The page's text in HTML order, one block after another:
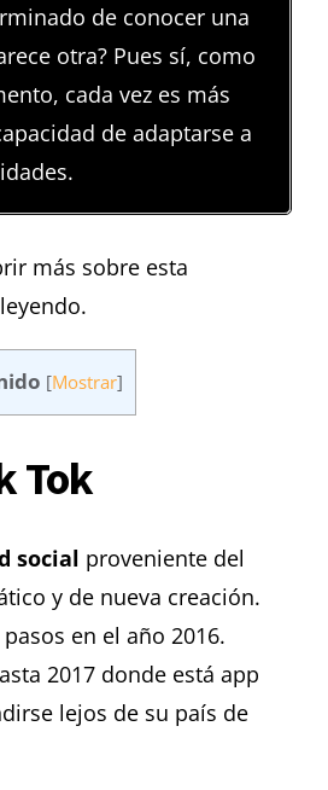
de conocer una
otra? Pues sí, como
cada vez es más
de adaptarse a
más sobre esta
[Mostrar]
Tok
social proveniente del
y de nueva creación.
en el año 2016.
2017 donde está app
lejos de su país de